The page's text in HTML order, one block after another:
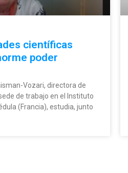
científicas
poder
Vozari, directora de
de trabajo en el Instituto
(Francia), estudia, junto